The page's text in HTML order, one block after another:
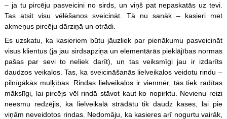
– ja tu pircēju pasveicini no sirds, un viņš pat nepaskatās uz tevi.
Tas atsit visu vēlēšanos sveicināt. Tā nu sanāk – kasieri met
akmeņus pircēju dārziņā un otrādi.
Es uzskatu, ka kasieriem būtu jāuzliek par pienākumu pasveicināt
visus klientus (ja jau sirdsapziņa un elementārās pieklājības normas
pašas par sevi to neliek darīt), un tas veiksmīgi jau ir izdarīts
daudzos veikalos. Tas, ka sveicināšanās lielveikalos veidotu rindu –
pilnīgākās muļķības. Rindas lielveikalos ir vienmēr, tās tiek radītas
mākslīgi, lai pircējs vēl rindā stāvot kaut ko nopirktu. Nevienu reizi
neesmu redzējis, ka lielveikalā strādātu tik daudz kases, lai pie
viņām neveidotos rindas. Nedomāju, ka kasieres arī nogurtu vairāk,